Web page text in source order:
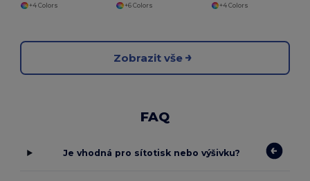
+4 Colors
+6 Colors
+4 Colors
Zobrazit vše
FAQ
Je vhodná pro sítotisk nebo výšivku?